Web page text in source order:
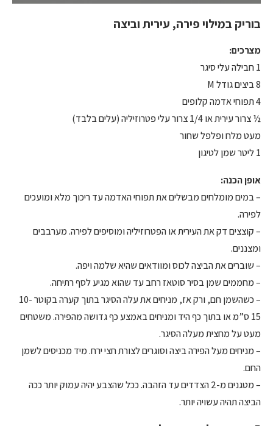
בוריק במילוי פירה, עירית וביצה
מצרכים:
1 חבילה עלי סיגר
8 ביצים גודל M
4 תפוחי אדמה קלופים
½ צרור עירית או 1/4 צרור עלי פטרוזיליה (עלים בלבד)
מעט מלח ופלפל שחור
1 ליטר שמן לטיגון
אופן הכנה:
– במים מומלחים מבשלים את תפוחי האדמה עד ריכוך מלא ומועכים
לפירה.
– קוצצים דק את העירית או הפטרוזיליה ומוסיפים לפירה. מערבבים
ומצננים.
– שוברים את הביצה לכוס ומוודאים שהיא שלמה ויפה.
– מחממים שמן בסיר סוטאז רחב עד שהוא מגיע לסף רתיחה.
– כשהשמן חם, ורק אז, מניחים את עלה הסיגר בתוך קערה בקוטר 10-
15 ס”מ או בתוך כף היד ומניחים באמצע כף גדושה מהפירה. משטחים
מעט על מחצית מעלה הסיגר.
– מניחים מעל הפירה ביצה וסוגרים לצורת חצי ירח. מיד מכניסים לשמן
החם.
– מטגנים מ-2 הצדדים עד הזהבה. ככל שהצבע יהיה עמוק יותר ככה
הביצה תהיה עשויה יותר.